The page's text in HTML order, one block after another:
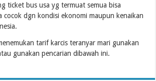
ticket bus usa yg termuat semua bisa
cocok dgn kondisi ekonomi maupun kenaikan
tarif karcis teranyar mari gunakan
gunakan pencarian dibawah ini.